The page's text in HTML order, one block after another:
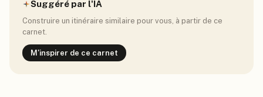
Suggéré par l'IA
Construire un itinéraire similaire pour vous, à partir de ce
carnet.
M'inspirer de ce carnet